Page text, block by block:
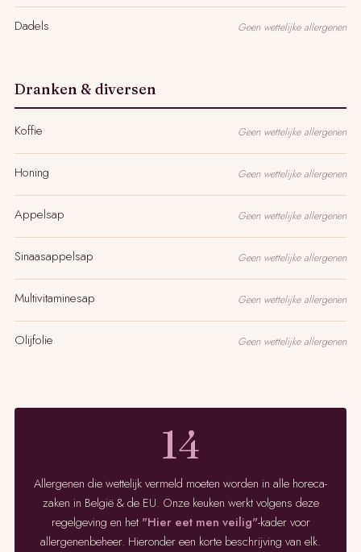
Dadels Geen wettelijke allergenen
Dranken & diversen
Koffie Geen wettelijke allergenen
Honing Geen wettelijke allergenen
Appelsap Geen wettelijke allergenen
Sinaasappelsap Geen wettelijke allergenen
Multivitaminesap Geen wettelijke allergenen
Olijfolie Geen wettelijke allergenen
14
Allergenen die wettelijk vermeld moeten worden in alle horeca-
zaken in België & de EU. Onze keuken werkt volgens deze
regelgeving en het "Hier eet men veilig"-kader voor
allergenenbeheer. Hieronder een korte beschrijving van elk.